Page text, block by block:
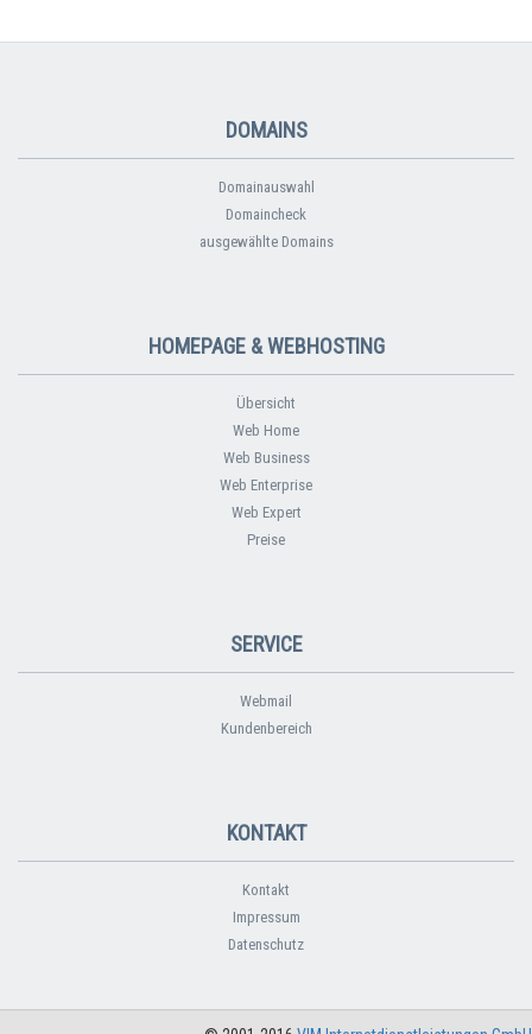
DOMAINS
Domainauswahl
Domaincheck
ausgewählte Domains
HOMEPAGE & WEBHOSTING
Übersicht
Web Home
Web Business
Web Enterprise
Web Expert
Preise
SERVICE
Webmail
Kundenbereich
KONTAKT
Kontakt
Impressum
Datenschutz